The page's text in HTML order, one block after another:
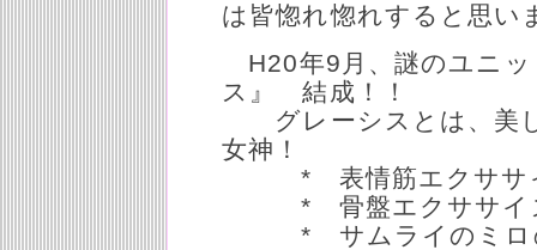
は皆惚れ惚れすると思い
H20年9月、謎のユニ
ス』 結成！！
グレーシスとは、美
女神！
* 表情筋エクササイ
* 骨盤エクササイ
* サムライのミロ